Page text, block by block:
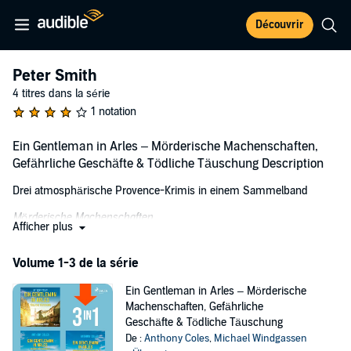
Découvrir
Peter Smith
4 titres dans la série
1 notation
Ein Gentleman in Arles – Mörderische Machenschaften,
Gefährliche Geschäfte & Tödliche Täuschung Description
Drei atmosphärische Provence-Krimis in einem Sammelband
Mörderische Machenschaften
Kunsthistoriker und Geheimdienstler hinter sich. Der knurrige Brite
niederzulassen, denn er sehnt sich nach Sonne, französischem
Essen und Ruhe. Doch kaum hat Smith das berühmte
Amphitheater nach einem Stierkampf verlassen, wird er
niedergeschlagen. Als er zu sich kommt, findet er sich unter einer
Afficher plus
Volume 1-3 de la série
Ein Gentleman in Arles – Mörderische
Machenschaften, Gefährliche
Geschäfte & Tödliche Täuschung
De :Anthony Coles, Michael Windgassen